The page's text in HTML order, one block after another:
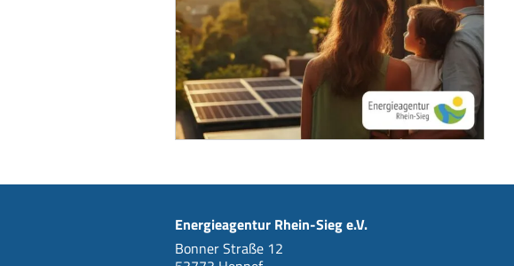
Energieagentur Rhein-Sieg e.V.
Bonner Straße 12